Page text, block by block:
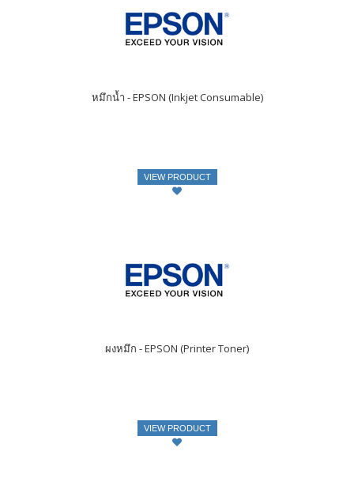
หมึกน้ำ - EPSON (Inkjet Consumable)
VIEW PRODUCT
ผงหมึก - EPSON (Printer Toner)
VIEW PRODUCT